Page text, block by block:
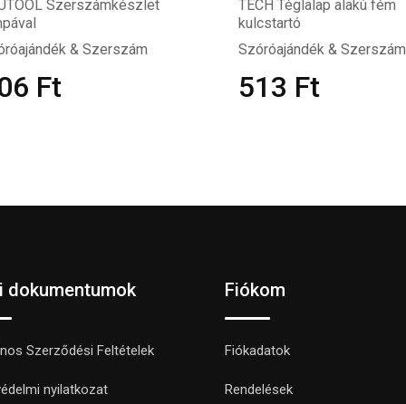
Szerszámkészlet
& Szerszám
Ft
TECH Téglalap alakú fém
kulcstartó
Szóróajándék & Szerszám
513 Ft
dokumentumok
Szerződési Feltételek
nyilatkozat
Fiókom
Fiókadatok
Rendelések